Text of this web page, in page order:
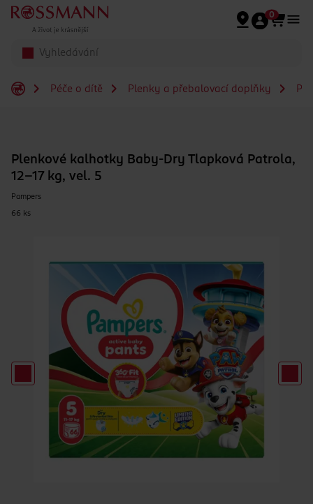
Přeskočit na hlavmní obsah
0
Péče o dítě Plenky a přebalovací doplňky
Plenkové kalhotky Baby-Dry Tlapková Patrola,
12–17 kg, vel. 5
Pampers
66 ks